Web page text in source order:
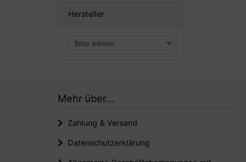
Hersteller
Mehr über...
Zahlung & Versand
Datenschutzerklärung